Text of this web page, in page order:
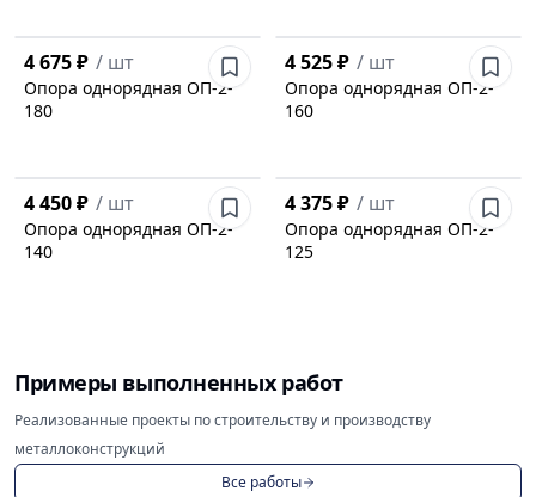
4 675 ₽ / шт
Опора однорядная ОП-2-
180
4 525 ₽ / шт
Опора однорядная ОП-2-
160
4 450 ₽ / шт
Опора однорядная ОП-2-
140
4 375 ₽ / шт
Опора однорядная ОП-2-
125
Примеры выполненных работ
Реализованные проекты по строительству и производству
металлоконструкций
Все работы